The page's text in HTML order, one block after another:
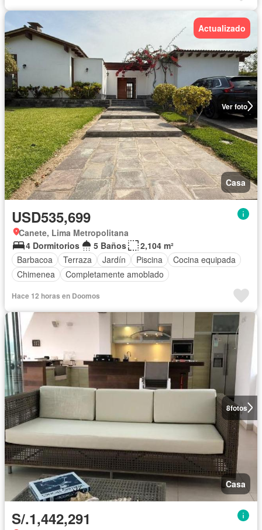
Ver foto
Actualizado
Casa
USD535,699
Canete, Lima Metropolitana
4 Dormitorios
5 Baños
2,104 m²
Barbacoa
Terraza Jardín Piscina
Cocina equipada
Chimenea
Completamente amoblado
Hace 12 horas en Doomos
8fotos
Casa
S/.1,442,291